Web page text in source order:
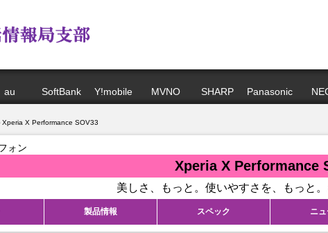
au SoftBank Y!mobile MVNO SHARP Panasonic
Xperia X Performance SOV33
ォン
Xperia X Performance
美しさ、もっと。使いやすさを、もっと。
製品情報 スペック ニ